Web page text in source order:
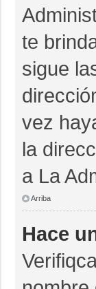
te
sigue
vez
la
a La
Arriba
Hace